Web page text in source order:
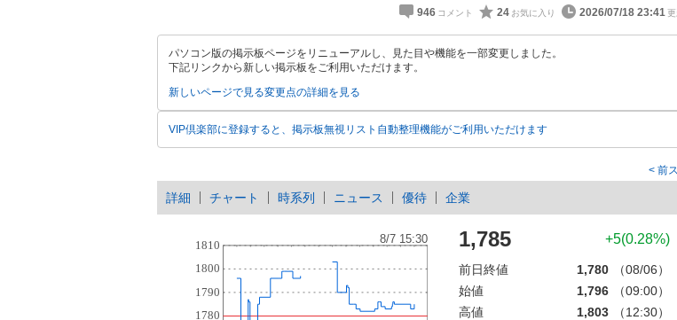
946 24 2026/07/18 23:41
パソコン版の掲示板ページをリニューアルし、見た目や機能を一部変更しました。
下記リンクから新しい掲示板をご利用いただけます。
新しいページで見る変更点の詳細を見る
VIP倶楽部に登録すると、掲示板無視リスト自動整理機能がご利用いただけます
前
詳細 チャート 時系列 ニュース 優待 企業
1,785 +5(0.28%)
前日終値 1,780
（08/06）
始値
1,796
（09:00）
高値
1,803
（12:30）